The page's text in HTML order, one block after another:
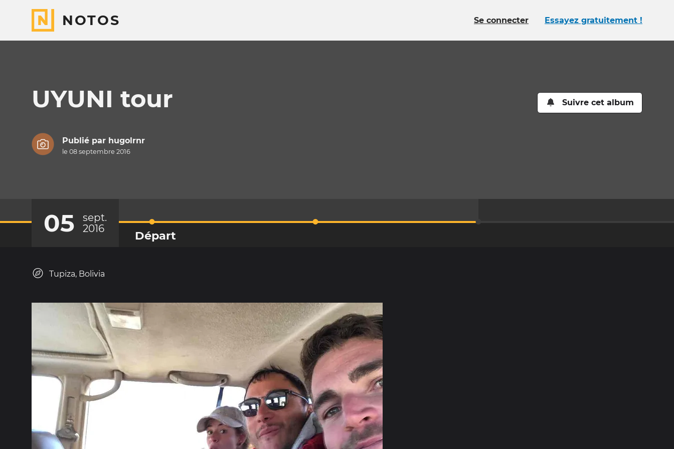
NOTOS Se connecter Essayez gratuitement !
UYUNI tour Suivre cet album
Publié par hugolrnr
le 08 septembre 2016
05
sept.
2016
Départ
Tupiza, Bolivia